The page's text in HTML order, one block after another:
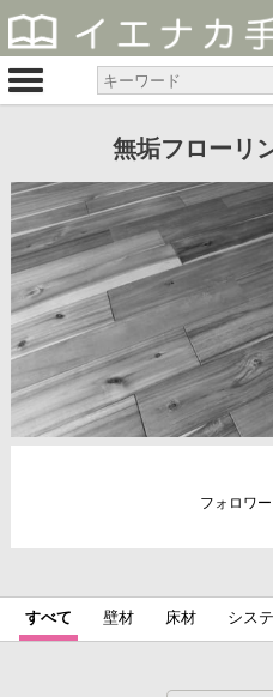
無垢フローリ
フォロワ
すべて 壁材 床材 シス